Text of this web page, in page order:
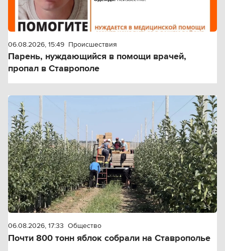
06.08.2026, 15:49 Происшествия
Парень, нуждающийся в помощи врачей,
пропал в Ставрополе
06.08.2026, 17:33 Общество
Почти 800 тонн яблок собрали на Ставрополье